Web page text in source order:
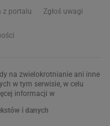
z portalu Zgłoś uwagi
na zwielokrotnianie ani inne
w tym serwisie, w celu
informacji w
i danych